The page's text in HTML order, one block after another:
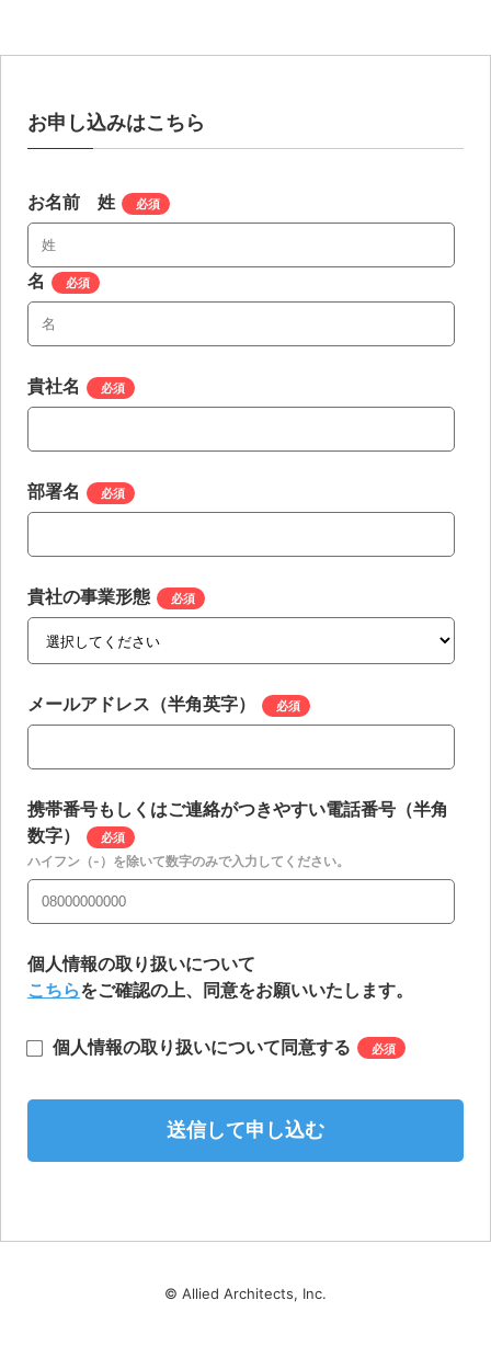
お申し込みはこちら
お名前 姓
名
貴社名
部署名
貴社の事業形態
メールアドレス（半角英字）
携帯番号もしくはご連絡がつきやすい電話番号（半角
数字）
ハイフン（-）を除いて数字のみで入力してください。
個人情報の取り扱いについて
こちらをご確認の上、同意をお願いいたします。
個人情報の取り扱いについて同意する *
© Allied Architects, Inc.